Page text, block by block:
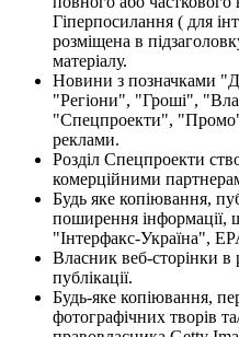
Гіперпосилання ( для
розміщена в
матеріалу.
Новини з позначками
"Регіони", "Гроші",
"Спецпроекти", "Промо"
реклами.
Розділ Спецпроекти
комерційними
Будь яке копіювання,
поширення інформації,
"Інтерфакс-Україна",
Власник веб-сторінки в
публікації.
Будь-яке копіювання,
фотографічних творів